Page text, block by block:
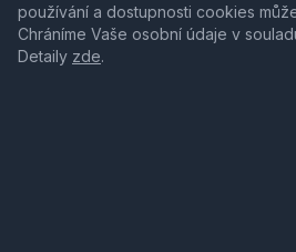
používání a dostupnosti cookies
Chráníme Vaše osobní údaje v
Detaily zde.